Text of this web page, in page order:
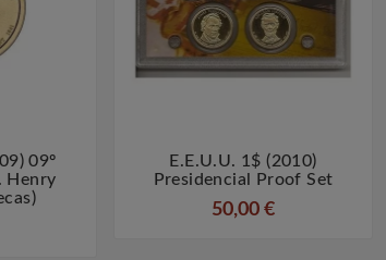
09º
Henry
 
E.E.U.U. 1$ (2010)
Presidencial Proof Set
50,00 €